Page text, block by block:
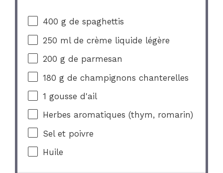
400 g de spaghettis
250 ml de crème liquide légère
200 g de parmesan
180 g de champignons chanterelles
1 gousse d'ail
Herbes aromatiques (thym, romarin)
Sel et poivre
Huile